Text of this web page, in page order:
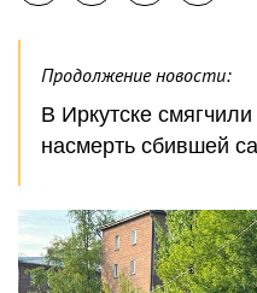
Продолжение новости:
В Иркутске
насмерть сбившей